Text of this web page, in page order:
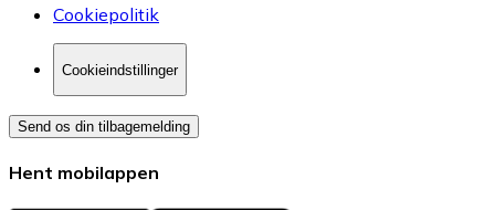
Cookiepolitik
Cookieindstillinger
Send os din tilbagemelding
Hent mobilappen